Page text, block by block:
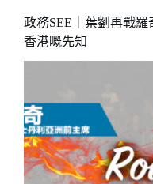
政務SEE｜葉劉再戰
香港嘅先知